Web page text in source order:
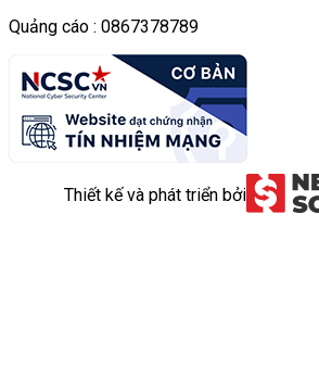
Quảng cáo : 0867378789
Thiết kế và phát triển bởi